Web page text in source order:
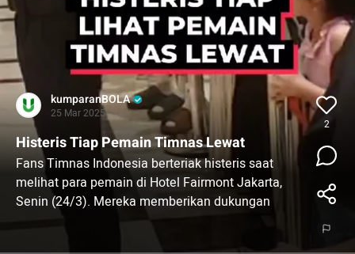
kumparanBOLA
25 Mar 2025
Histeris Tiap Pemain Timnas Lewat
Fans Timnas Indonesia berteriak histeris saat
melihat para pemain di Hotel Fairmont Jakarta,
Senin (24/3). Mereka memberikan dukungan
2